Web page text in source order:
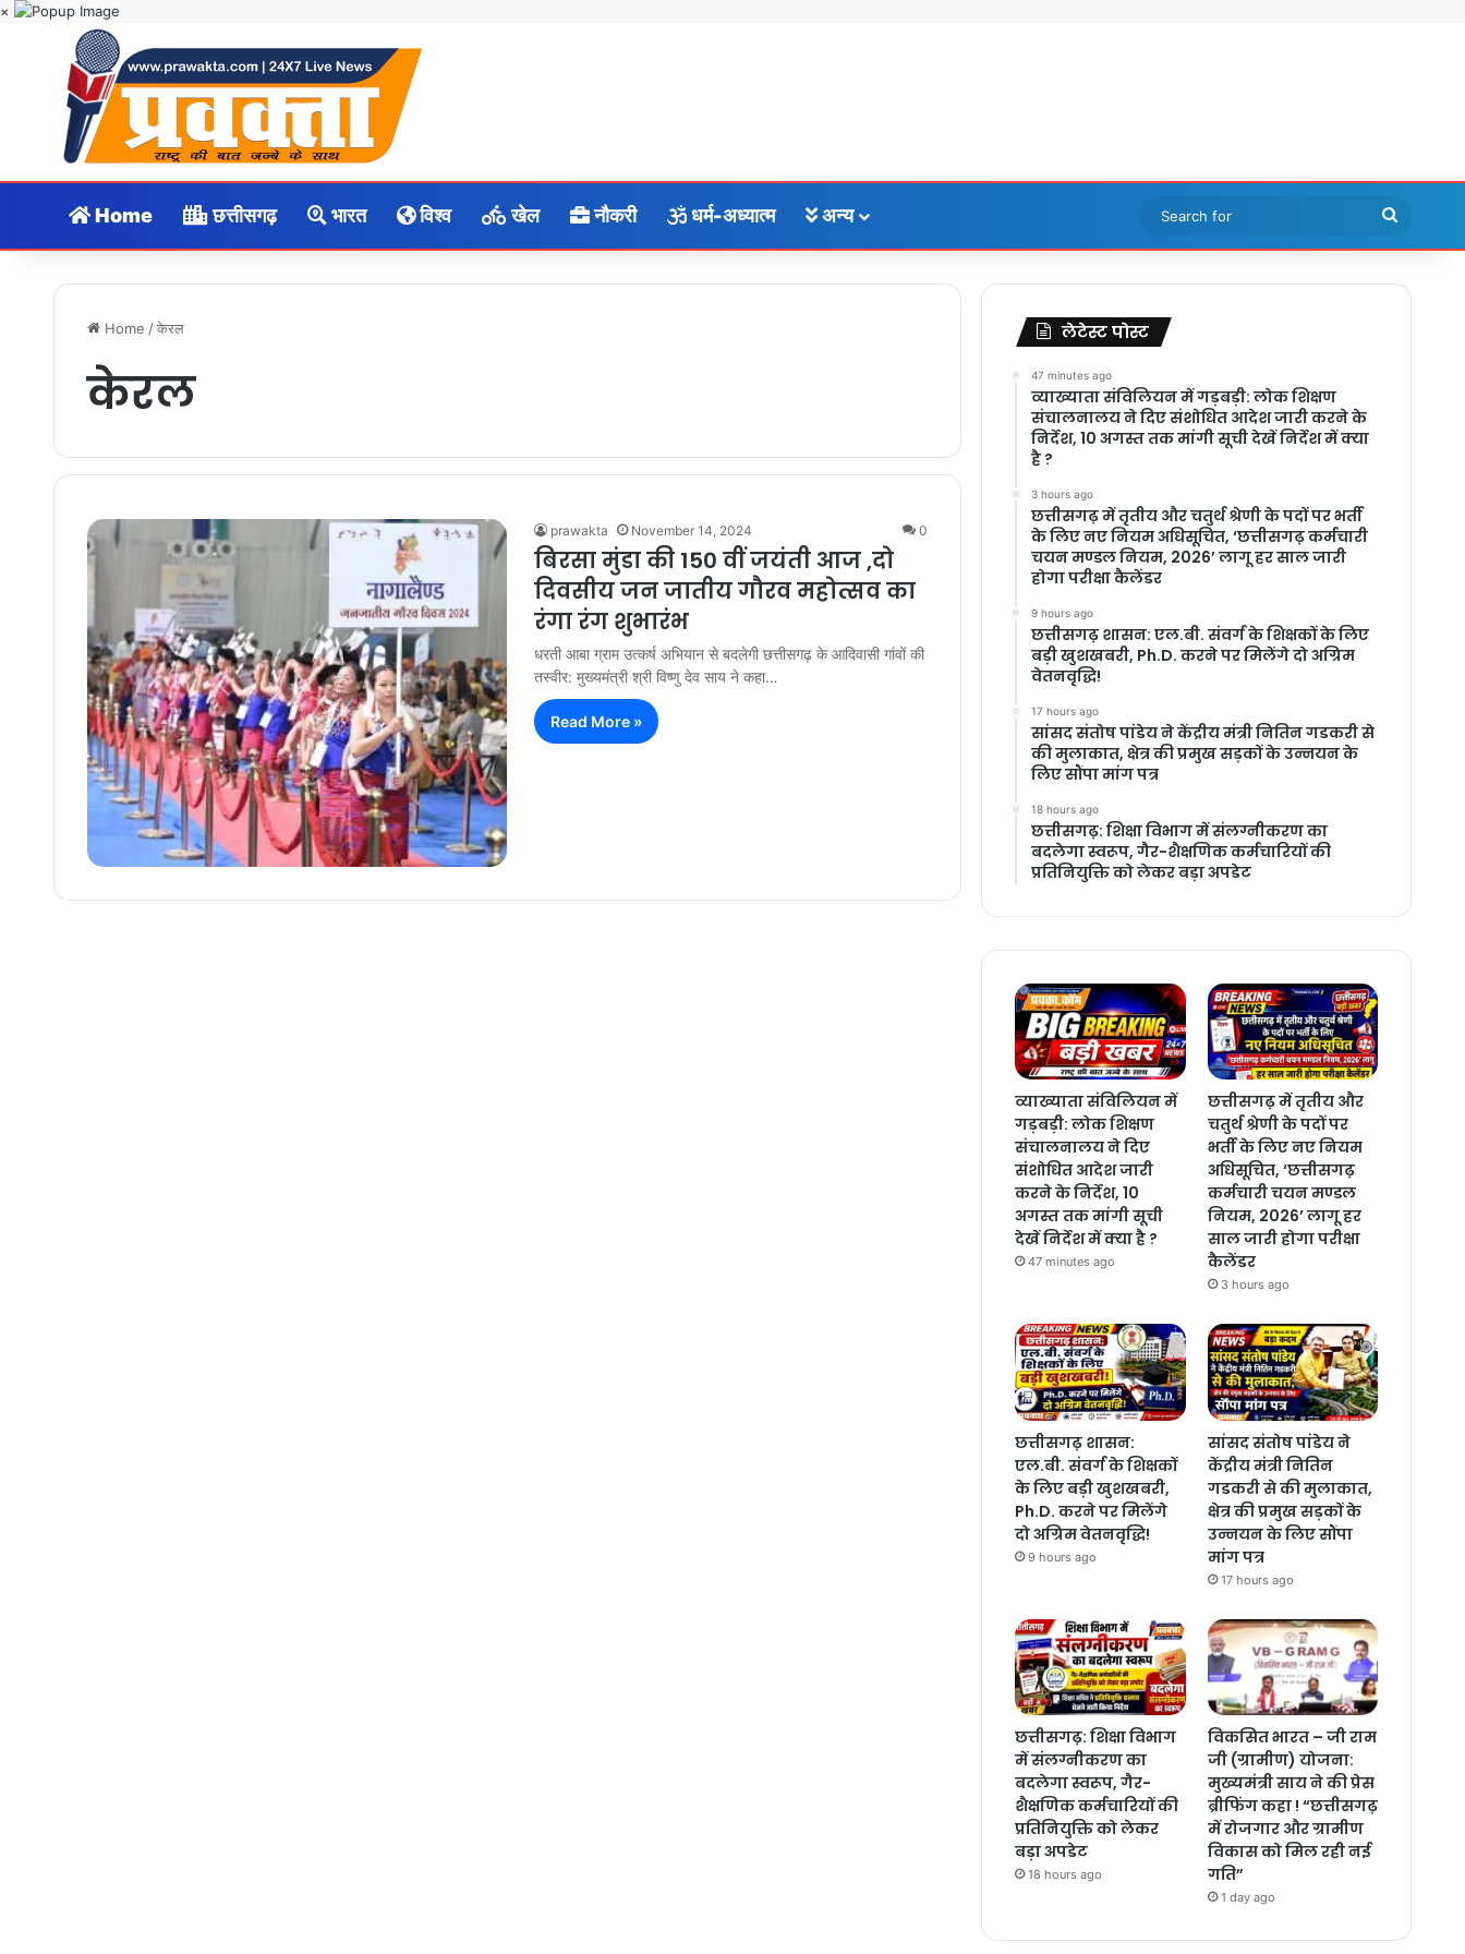
×
Home छत्तीसगढ़ भारत विश्व खेल नौकरी धर्म-अध्यात्म अन्य
Search
for
Home / केरल
केरल
prawakta November 14, 2024 0
बिरसा मुंडा की 150 वीं जयंती आज ,दो
दिवसीय जन जातीय गौरव महोत्सव का
रंगा रंग शुभारंभ
धरती आबा ग्राम उत्कर्ष अभियान से बदलेगी छत्तीसगढ़ के आदिवासी गांवों की
तस्वीर: मुख्यमंत्री श्री विष्णु देव साय ने कहा…
Read More »
लेटेस्ट पोस्ट
47 minutes ago
​व्याख्याता संविलियन में गड़बड़ी: लोक शिक्षण
संचालनालय ने दिए संशोधित आदेश जारी करने के
निर्देश, 10 अगस्त तक मांगी सूची देखें निर्देश में क्या
है ?
3 hours ago
छत्तीसगढ़ में तृतीय और चतुर्थ श्रेणी के पदों पर भर्ती
के लिए नए नियम अधिसूचित, ‘छत्तीसगढ़ कर्मचारी
चयन मण्डल नियम, 2026’ लागू हर साल जारी
होगा परीक्षा कैलेंडर
9 hours ago
छत्तीसगढ़ शासन: एल.बी. संवर्ग के शिक्षकों के लिए
बड़ी खुशखबरी, Ph.D. करने पर मिलेंगे दो अग्रिम
वेतनवृद्धि!
17 hours ago
सांसद संतोष पांडेय ने केंद्रीय मंत्री नितिन गडकरी से
की मुलाकात, क्षेत्र की प्रमुख सड़कों के उन्नयन के
लिए सौंपा मांग पत्र
18 hours ago
छत्तीसगढ़: शिक्षा विभाग में संलग्नीकरण का
बदलेगा स्वरूप, गैर-शैक्षणिक कर्मचारियों की
प्रतिनियुक्ति को लेकर बड़ा अपडेट
​
व्याख्याता संविलियन में
गड़बड़ी: लोक शिक्षण
संचालनालय ने दिए
संशोधित आदेश जारी
करने के निर्देश, 10
अगस्त तक मांगी सूची
देखें निर्देश में क्या है ?
47 minutes ago
छत्तीसगढ़ में तृतीय और
चतुर्थ श्रेणी के पदों पर
भर्ती के लिए नए नियम
अधिसूचित, ‘छत्तीसगढ़
कर्मचारी चयन मण्डल
नियम, 2026’ लागू हर
साल जारी होगा परीक्षा
कैलेंडर
3 hours ago
छत्तीसगढ़ शासन:
एल.बी. संवर्ग के शिक्षकों
के लिए बड़ी खुशखबरी,
Ph.D. करने पर मिलेंगे
दो अग्रिम वेतनवृद्धि!
9 hours ago
सांसद संतोष पांडेय ने
केंद्रीय मंत्री नितिन
गडकरी से की मुलाकात,
क्षेत्र की प्रमुख सड़कों के
उन्नयन के लिए सौंपा
मांग पत्र
17 hours ago
छत्तीसगढ़: शिक्षा विभाग
में संलग्नीकरण का
बदलेगा स्वरूप, गैर-
शैक्षणिक कर्मचारियों की
प्रतिनियुक्ति को लेकर
बड़ा अपडेट
18 hours ago
विकसित भारत – जी राम
जी (ग्रामीण) योजना:
मुख्यमंत्री साय ने की प्रेस
ब्रीफिंग कहा ! “छत्तीसगढ़
में रोजगार और ग्रामीण
विकास को मिल रही नई
गति”
1 day ago